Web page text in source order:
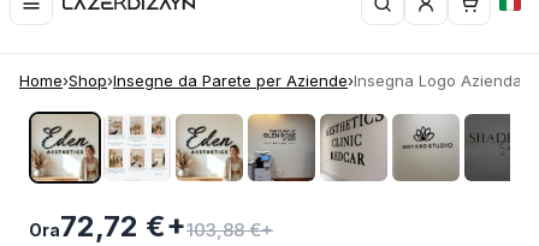
Home›Shop›Insegne da Parete per Aziende›Insegna Logo
‹ ›
Ora72,72 €+103,88 €+